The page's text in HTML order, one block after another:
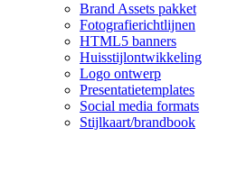
Brand Assets pakket
Fotografierichtlijnen
HTML5 banners
Huisstijlontwikkeling
Logo ontwerp
Presentatietemplates
Social media formats
Stijlkaart/brandbook